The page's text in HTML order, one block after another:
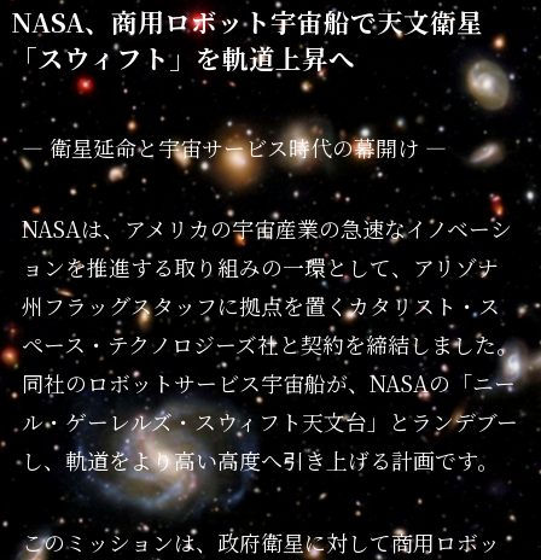
NASA、商用ロボット宇宙船で天文衛星
「スウィフト」を軌道上昇へ
― 衛星延命と宇宙サービス時代の幕開け ―
NASAは、アメリカの宇宙産業の急速なイノベーシ
ョンを推進する取り組みの一環として、アリゾナ
州フラッグスタッフに拠点を置くカタリスト・ス
ペース・テクノロジーズ社と契約を締結しました。
同社のロボットサービス宇宙船が、NASAの「ニー
ル・ゲーレルズ・スウィフト天文台」とランデブー
し、軌道をより高い高度へ引き上げる計画です。
このミッションは、政府衛星に対して商用ロボッ